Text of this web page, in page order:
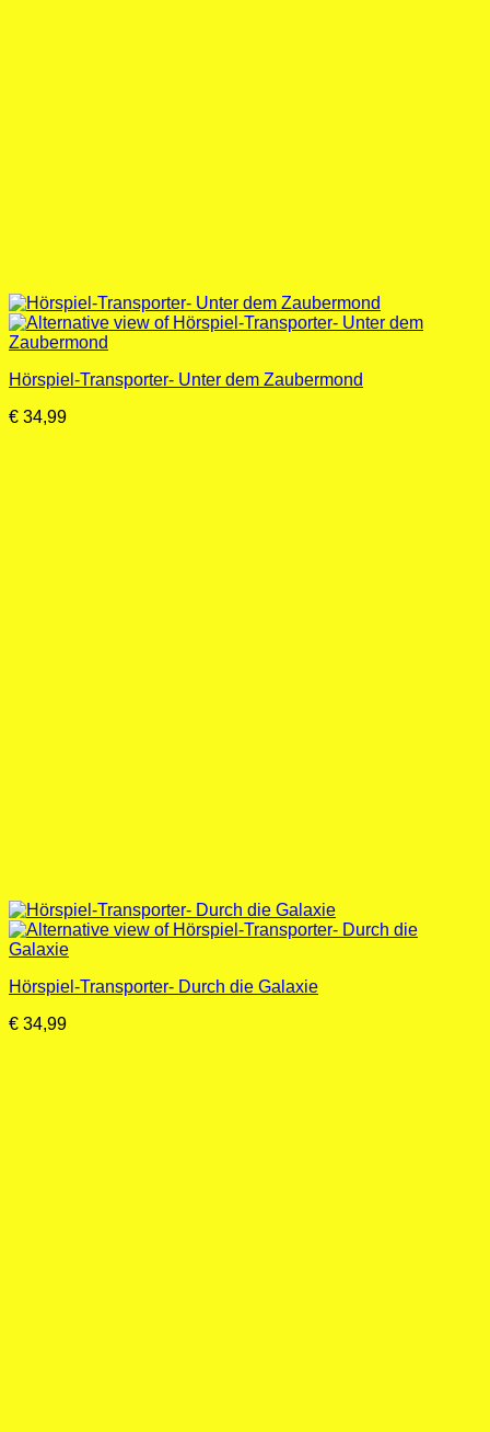
Hörspiel-Transporter- Unter dem Zaubermond
€ 34,99
Hörspiel-Transporter- Durch die Galaxie
€ 34,99